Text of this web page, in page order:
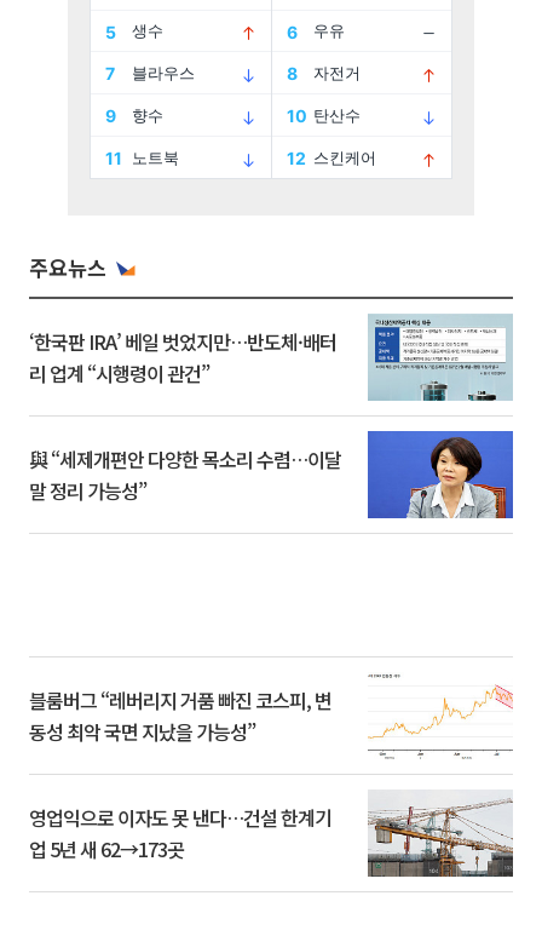
주요뉴스
‘한국판 IRA’ 베일 벗었지만…반도체·배터
리 업계 “시행령이 관건”
與 “세제개편안 다양한 목소리 수렴…이달
말 정리 가능성”
블룸버그 “레버리지 거품 빠진 코스피, 변
동성 최악 국면 지났을 가능성”
영업익으로 이자도 못 낸다…건설 한계기
업 5년 새 62→173곳